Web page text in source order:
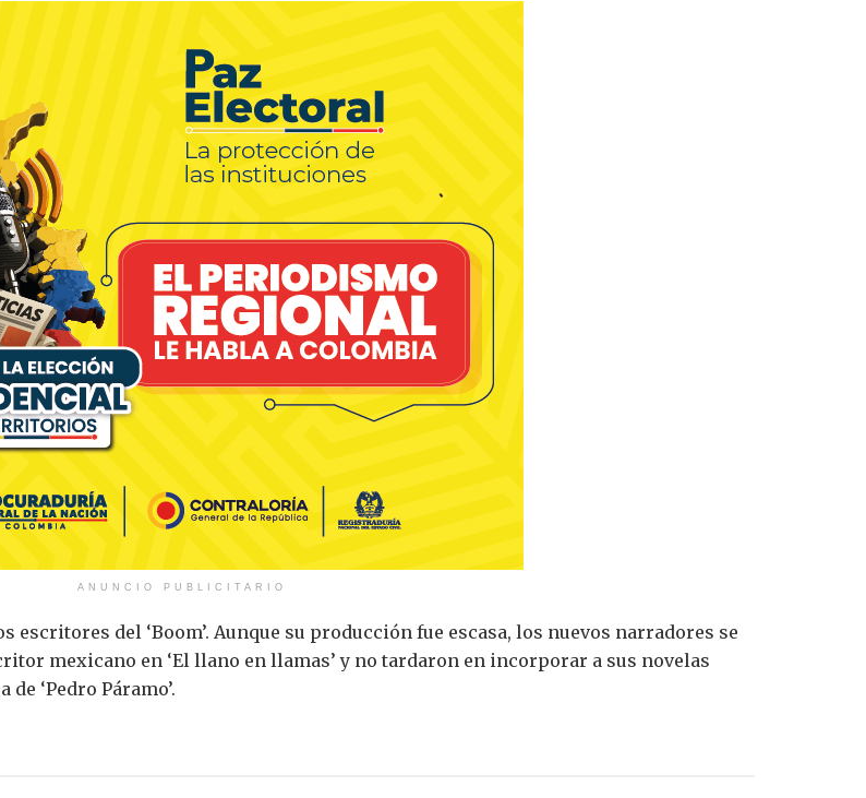
ANUNCIO PUBLICITARIO
escritores del ‘Boom’. Aunque su producción fue escasa, los nuevos narradores se
mexicano en ‘El llano en llamas’ y no tardaron en incorporar a sus novelas
‘Pedro Páramo’.